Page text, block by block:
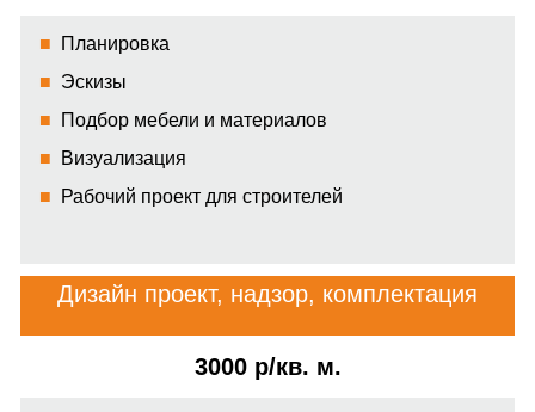
Планировка
Эскизы
Подбор мебели и материалов
Визуализация
Рабочий проект для строителей
Дизайн проект, надзор, комплектация
3000 р/кв. м.